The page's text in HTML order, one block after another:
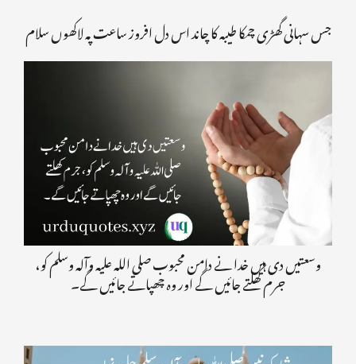
جس سہانی گھڑی چمکا طیبہ کا چاند اس دل افروز ساعت پہ لاکھوں سلام
وسعتیں دی ہیں خدا نے دامن محبوب صلی اللہ علیہ وآلہ وسلم کو،
جرم کھلتے جائیں گے اور وہ چھپاتے جائیں گے۔